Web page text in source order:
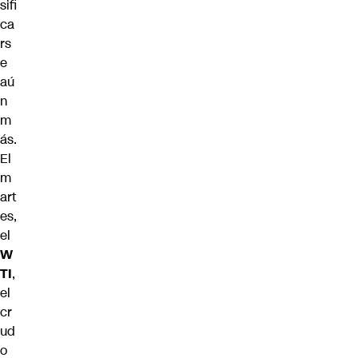
sifi
ca
rs
e
aú
n
m
ás.
El
m
art
es,
el
W
TI,
el
cr
ud
o